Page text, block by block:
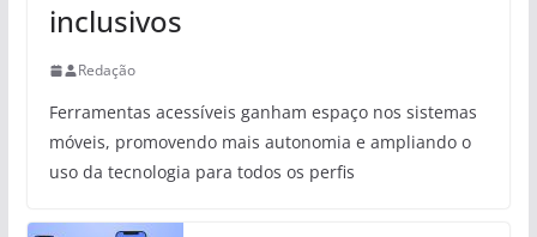
inclusivos
Redação
Ferramentas acessíveis ganham espaço nos sistemas
móveis, promovendo mais autonomia e ampliando o
uso da tecnologia para todos os perfis